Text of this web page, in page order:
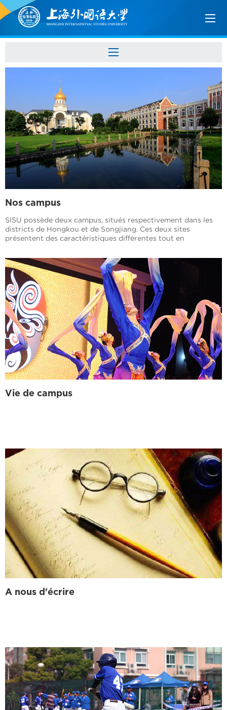
Nos campus
SISU possède deux campus, situés respectivement dans les
districts de Hongkou et de Songjiang. Ces deux sites
présentent des caractéristiques différentes tout en
Vie de campus
A nous d'écrire